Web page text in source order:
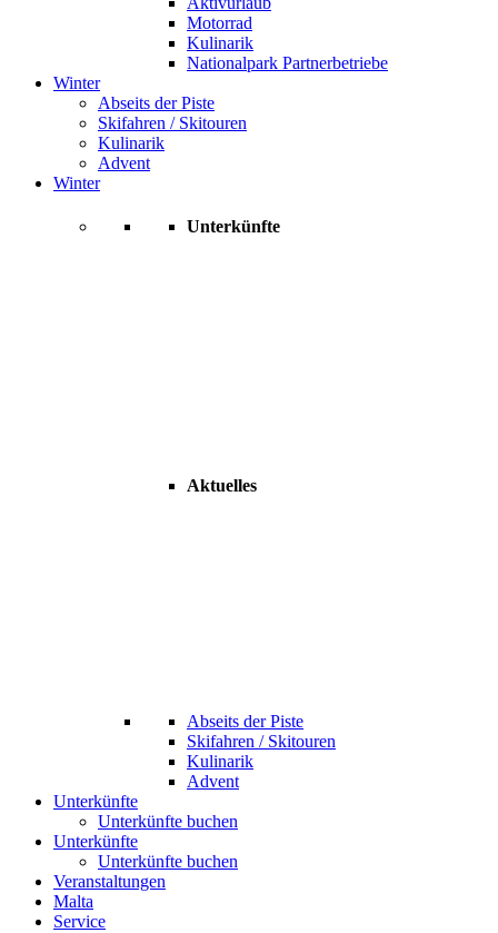
Motorrad
Kulinarik
Nationalpark Partnerbetriebe
Winter
Abseits der Piste
Skifahren / Skitouren
Kulinarik
Advent
Winter
Unterkünfte
Aktuelles
Abseits der Piste
Skifahren / Skitouren
Kulinarik
Advent
Unterkünfte
Unterkünfte buchen
Unterkünfte
Unterkünfte buchen
Veranstaltungen
Malta
Service